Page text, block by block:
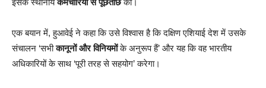
एक बयान में, हुआवेई ने कहा कि उसे विश्वास है कि दक्षिण एशियाई देश में उसके
संचालन ‘सभीकानूनों और विनियमोंके अनुरूप हैं’ और यह कि वह भारतीय
अधिकारियों के साथ ‘पूरी तरह से सहयोग’ करेगा।